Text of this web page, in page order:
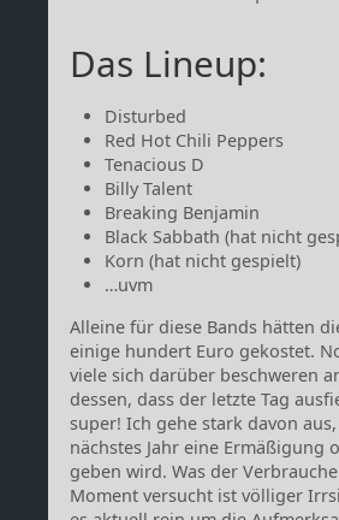
Das Lineup:
Disturbed
Red Hot Chili Peppers
Tenacious D
Billy Talent
Breaking Benjamin
Black Sabbath (hat nicht
Korn (hat nicht gespielt)
…uvm
Alleine für diese Bands hätten
einige hundert Euro gekostet.
viele sich darüber beschweren
dessen, dass der letzte Tag
super! Ich gehe stark davon aus,
nächstes Jahr eine Ermäßigung
geben wird. Was der
Moment versucht ist völliger